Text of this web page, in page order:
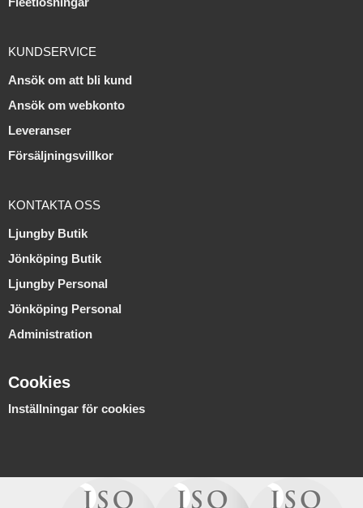
KUNDSERVICE
Ansök om att bli kund
Ansök om webkonto
Leveranser
Försäljningsvillkor
KONTAKTA OSS
Ljungby Butik
Jönköping Butik
Ljungby Personal
Jönköping Personal
Administration
Cookies
Inställningar för cookies